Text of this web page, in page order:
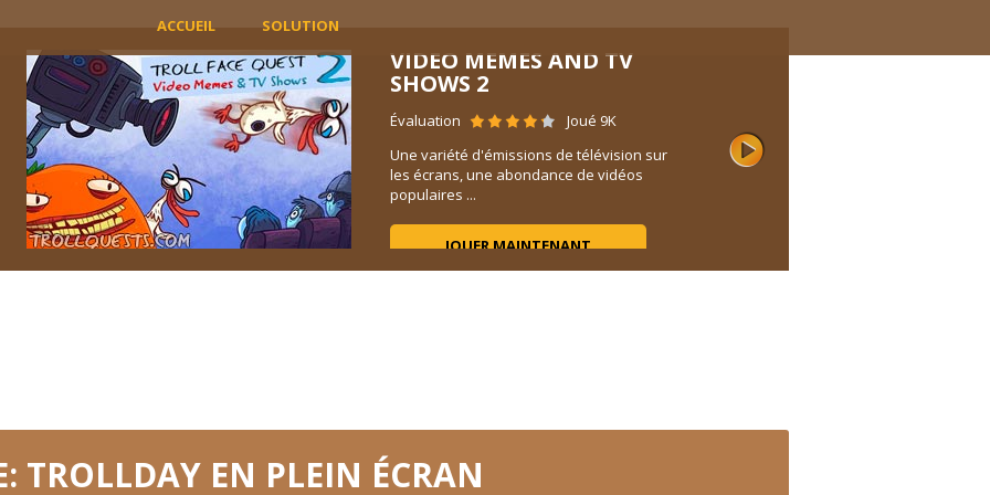
ACCUEIL SOLUTION
VIDEO MEMES AND TV
SHOWS 2
Évaluation
Joué 9K
Une variété d'émissions de télévision sur
les écrans, une abondance de vidéos
populaires ...
JOUER MAINTENANT
TROLLDAY EN PLEIN ÉCRAN